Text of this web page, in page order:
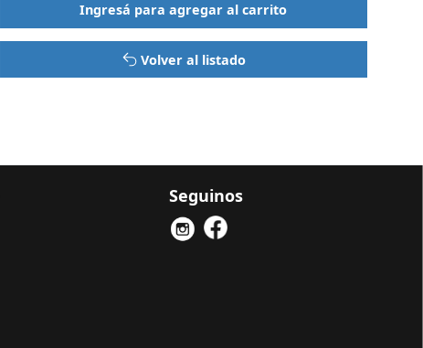
Ingresá para agregar al carrito
Volver al listado
Seguinos